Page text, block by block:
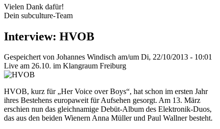
Vielen Dank dafür!
Dein subculture-Team
Interview: HVOB
Gespeichert von Johannes Windisch am/um Di, 22/10/2013 - 10:01
Live am 26.10. im Klangraum Freiburg
HVOB, kurz für „Her Voice over Boys“, hat schon im ersten Jahr
ihres Bestehens europaweit für Aufsehen gesorgt. Am 13. März
erschien nun das gleichnamige Debüt-Album des Elektronik-Duos,
das aus den beiden Wienern Anna Müller und Paul Wallner besteht.